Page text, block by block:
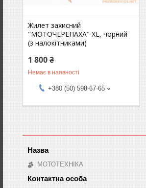
Жилет захисний
"МОТОЧЕРЕПАХА" XL, чорний
(з налокітниками)
1 800 ₴
Немає в наявності
+380 (50) 598-67-65
МОТОТЕХНІКА